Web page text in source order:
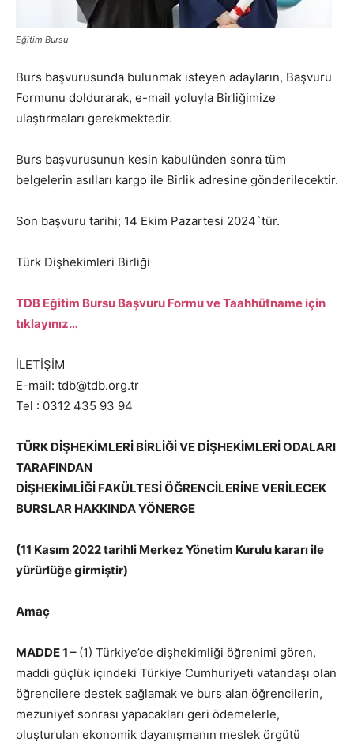
Eğitim Bursu
Burs başvurusunda bulunmak isteyen adayların, Başvuru
Formunu doldurarak, e-mail yoluyla Birliğimize
ulaştırmaları gerekmektedir.
Burs başvurusunun kesin kabulünden sonra tüm
belgelerin asılları kargo ile Birlik adresine gönderilecektir.
Son başvuru tarihi; 14 Ekim Pazartesi 2024`tür.
Türk Dişhekimleri Birliği
TDB Eğitim Bursu Başvuru Formu ve Taahhütname için
tıklayınız…
İLETİŞİM
E-mail: tdb@tdb.org.tr
Tel : 0312 435 93 94
TÜRK DİŞHEKİMLERİ BİRLİĞİ VE DİŞHEKİMLERİ ODALARI
TARAFINDAN
DİŞHEKİMLİĞİ FAKÜLTESİ ÖĞRENCİLERİNE VERİLECEK
BURSLAR HAKKINDA YÖNERGE
(11 Kasım 2022 tarihli Merkez Yönetim Kurulu kararı ile
yürürlüğe girmiştir)
Amaç
MADDE 1 – (1) Türkiye’de dişhekimliği öğrenimi gören,
maddi güçlük içindeki Türkiye Cumhuriyeti vatandaşı olan
öğrencilere destek sağlamak ve burs alan öğrencilerin,
mezuniyet sonrası yapacakları geri ödemelerle,
oluşturulan ekonomik dayanışmanın meslek örgütü